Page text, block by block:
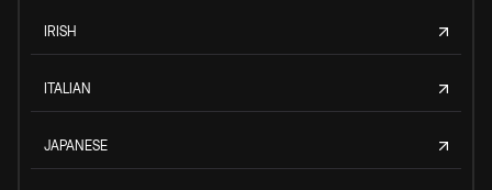
IRISH
ITALIAN
JAPANESE